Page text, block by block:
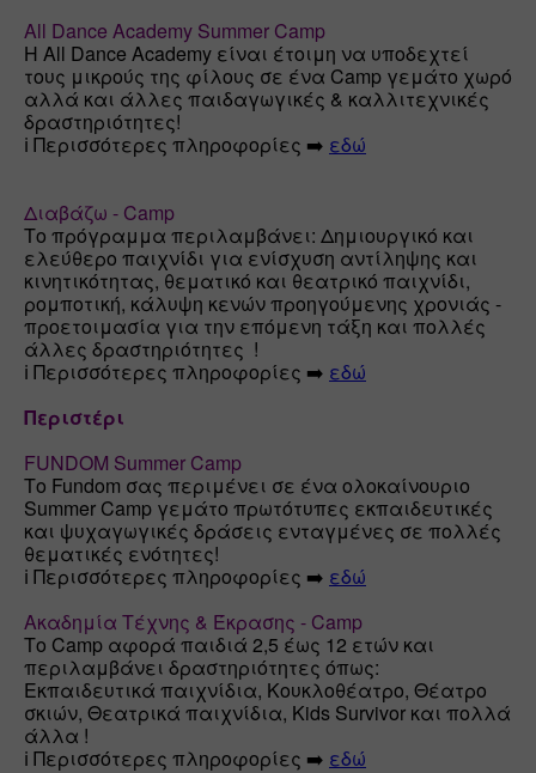
All Dance Academy Summer Camp
Η All Dance Academy είναι έτοιμη να υποδεχτεί
τους μικρούς της φίλους σε ένα Camp γεμάτο χωρό
αλλά και άλλες παιδαγωγικές & καλλιτεχνικές
δραστηριότητες!
ℹ️ Περισσότερες πληροφορίες ➡️ εδώ
Διαβάζω - Camp
Το πρόγραμμα περιλαμβάνει: Δημιουργικό και
ελεύθερο παιχνίδι για ενίσχυση αντίληψης και
κινητικότητας, θεματικό και θεατρικό παιχνίδι,
ρομποτική, κάλυψη κενών προηγούμενης χρονιάς -
προετοιμασία για την επόμενη τάξη και πολλές
άλλες δραστηριότητες  !
ℹ️ Περισσότερες πληροφορίες ➡️ εδώ
Περιστέρι
FUNDOM Summer Camp
Το Fundom σας περιμένει σε ένα ολοκαίνουριο
Summer Camp γεμάτο πρωτότυπες εκπαιδευτικές
και ψυχαγωγικές δράσεις ενταγμένες σε πολλές
θεματικές ενότητες!
ℹ️ Περισσότερες πληροφορίες ➡️ εδώ
Ακαδημία Τέχνης & Έκρασης - Camp
Tο Camp αφορά παιδιά 2,5 έως 12 ετών και
περιλαμβάνει δραστηριότητες όπως:
Εκπαιδευτικά παιχνίδια, Κουκλοθέατρο, Θέατρο
σκιών, Θεατρικά παιχνίδια, Kids Survivor και πολλά
άλλα !
ℹ️ Περισσότερες πληροφορίες ➡️ εδώ